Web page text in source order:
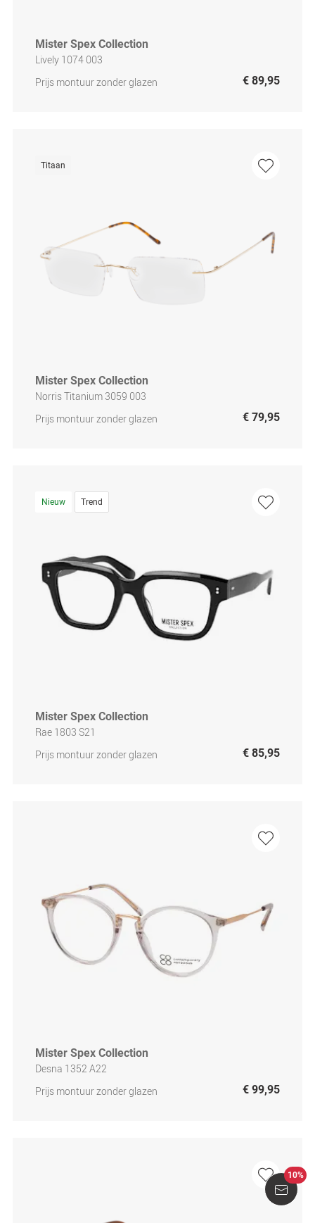
Mister Spex Collection
Lively 1074 003
Prijs montuur zonder glazen
€ 89,95
Titaan
Mister Spex Collection
Norris Titanium 3059 003
Prijs montuur zonder glazen
€ 79,95
Nieuw Trend
Mister Spex Collection
Rae 1803 S21
Prijs montuur zonder glazen
€ 85,95
Mister Spex Collection
Desna 1352 A22
Prijs montuur zonder glazen
€ 99,95
10%